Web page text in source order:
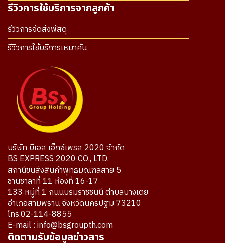
รีวิวการใช้บริการจากลูกค้า
รีวิวการจัดส่งพัสดุ
รีวิวการใช้บริการเหมาคัน
บริษัท บีเอส เอ็กซ์เพรส 2020 จำกัด
BS EXPRESS 2020 CO., LTD.
สถานีขนส่งสินค้าพุทธมณฑลสาย 5
ชานชาลาที่ 11 ห้องที่ 16-17
133 หมู่ที่ 1 ถนนบรมราชชนนี ตำบลบางเตย
อำเภอสามพราน จังหวัดนครปฐม 73210
โทร.02-114-8855
E-mail : info@bsgroupth.com
ติดตามรับข้อมูลข่าวสาร